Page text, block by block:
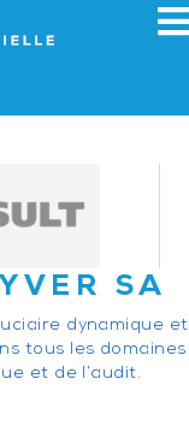
SA
dynamique et
tous les domaines
et de l’audit.